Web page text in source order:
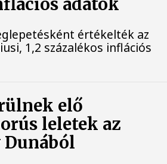
adatok
értékelték az
1,2 százalékos inflációs
elő
leletek az
Dunából